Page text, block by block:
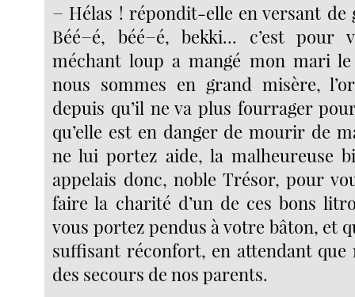
− Hélas ! répondit-elle en versant de
Béé−é, béé−é, bekki... c’est pour
méchant loup a mangé mon mari
nous sommes en grand misère,
depuis qu’il ne va plus fourrager
qu’elle est en danger de mourir de
ne lui portez aide, la malheureuse
appelais donc, noble Trésor, pour
faire la charité d’un de ces bons
vous portez pendus à votre bâton, et
suffisant réconfort, en attendant que
des secours de nos parents.